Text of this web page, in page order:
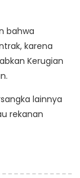
bahwa
karena
Kerugian
lainnya
rekanan